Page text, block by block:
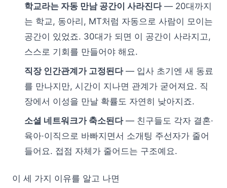
학교라는 자동 만남 공간이 사라진다— 20대까지
는 학교, 동아리, MT처럼 자동으로 사람이 모이는
공간이 있었죠. 30대가 되면 이 공간이 사라지고,
스스로 기회를 만들어야 해요.
직장 인간관계가 고정된다— 입사 초기엔 새 동료
를 만나지만, 시간이 지나면 관계가 굳어져요. 직
장에서 이성을 만날 확률도 자연히 낮아지죠.
소셜 네트워크가 축소된다— 친구들도 각자 결혼·
육아·이직으로 바빠지면서 소개팅 주선자가 줄어
들어요. 접점 자체가 줄어드는 구조예요.
이 세 가지 이유를 알고 나면